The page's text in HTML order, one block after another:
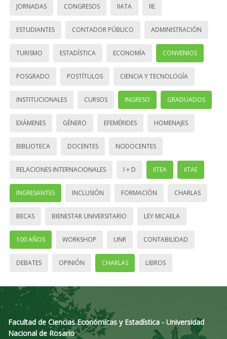
JORNADAS CONGRESOS IIATA IIE
ESTUDIANTES CONTADOR PÚBLICO ADMINISTRACIÓN
TURISMO ESTADÍSTICA ECONOMÍA CONVENIOS
POSGRADO POSTÍTULOS CIENCIA Y TECNOLOGÍA
INSTITUCIONALES CURSOS INGRESO GRADUADOS
EXÁMENES GÉNERO EFEMÉRIDES HOMENAJES
BIBLIOTECA DOCENTES NODOCENTES
RELACIONES INTERNACIONALES I + D IITEA IITAE
INGRESANTES INCLUSIÓN FORMACIÓN CHARLAS
BECAS BIENESTAR UNIVERSITARIO LEY MICAELA
100 AÑOS WORKSHOP UNR CONTABILIDAD
DEBATES OPINIÓN CHARLAS LIBROS
Facultad de Ciencias Económicas y Estadística - Universidad
Nacional de Rosario